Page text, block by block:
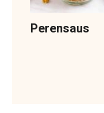
Perensaus